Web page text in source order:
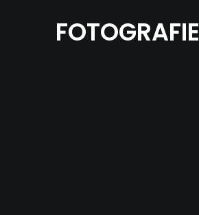
FOTOGRAFIE